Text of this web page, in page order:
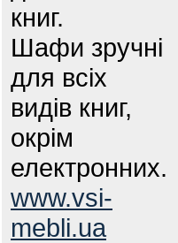
книг.
Шафи зручні
для всіх
видів книг,
окрім
електронних.
www.vsi-
mebli.ua